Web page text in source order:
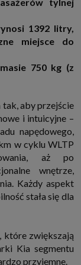
Twoich
Listę Zaufanych
stronie naszej
zgody.
przetwarzać
czy do Twojego
pomiarów
ich do potrzeb i
usługach), jak
usług (np. jeśli
lub na
reklamę
Takie
interesujące
reklamodawcy i
Twoich
stronami
tylnej
1392 litry,
miejsce do
750 kg (z
aby przejście
i intuicyjne –
napędowego,
w cyklu WLTP
aż po
wnętrze,
Każdy aspekt
stała się dla
które zwiększają
Kia segmentu
przyjemne.